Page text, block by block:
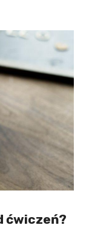
ćwiczeń?